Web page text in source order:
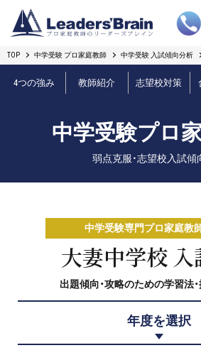
リーダーズブレインの強み
プロ教師紹介
無料体験授業とは
短期フリープラン
プロ家庭教師の英検®対策
TOP 中学受験 プロ家庭教師 中学受験 入試傾向分析
4つの強み 教師紹介 志望校対策
中学受験プロ
弱点克服・志望校入試傾
中学受験専門プロ家庭教
大妻中学校 入
出題傾向・攻略のための学習法
年度を選択